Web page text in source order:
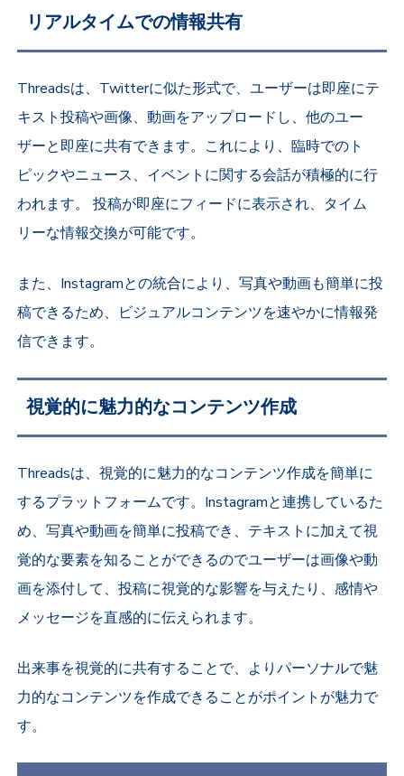
リアルタイムでの情報共有
Threadsは、Twitterに似た形式で、ユーザーは即座にテ
キスト投稿や画像、動画をアップロードし、他のユー
ザーと即座に共有できます。これにより、臨時でのト
ピックやニュース、イベントに関する会話が積極的に行
われます。 投稿が即座にフィードに表示され、タイム
リーな情報交換が可能です。
また、Instagramとの統合により、写真や動画も簡単に投
稿できるため、ビジュアルコンテンツを速やかに情報発
信できます。
視覚的に魅力的なコンテンツ作成
Threadsは、視覚的に魅力的なコンテンツ作成を簡単に
するプラットフォームです。Instagramと連携しているた
め、写真や動画を簡単に投稿でき、テキストに加えて視
覚的な要素を知ることができるのでユーザーは画像や動
画を添付して、投稿に視覚的な影響を与えたり、感情や
メッセージを直感的に伝えられます。
出来事を視覚的に共有することで、よりパーソナルで魅
力的なコンテンツを作成できることがポイントが魅力で
す。